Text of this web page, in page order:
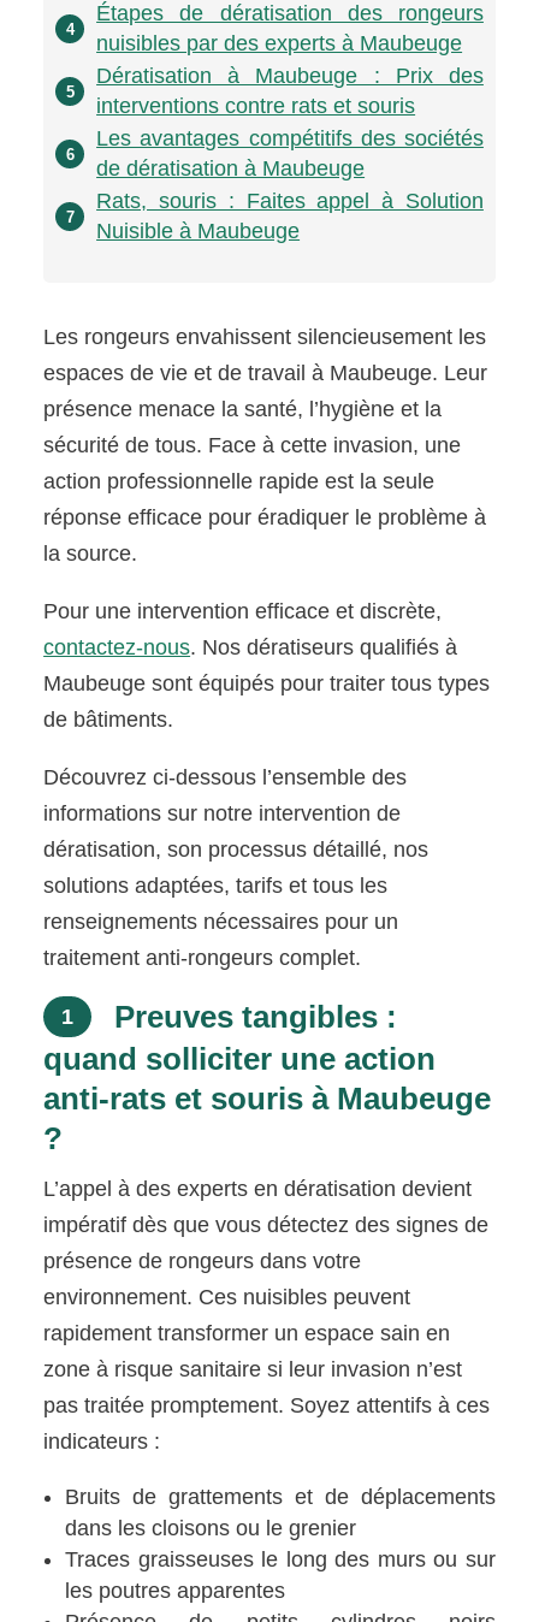
4
Étapes de dératisation des rongeurs
nuisibles par des experts à Maubeuge
5
Dératisation à Maubeuge : Prix des
interventions contre rats et souris
6
Les avantages compétitifs des sociétés
de dératisation à Maubeuge
7
Rats, souris : Faites appel à Solution
Nuisible à Maubeuge
Les rongeurs envahissent silencieusement les
espaces de vie et de travail à Maubeuge. Leur
présence menace la santé, l’hygiène et la
sécurité de tous. Face à cette invasion, une
action professionnelle rapide est la seule
réponse efficace pour éradiquer le problème à
la source.
Pour une intervention efficace et discrète,
contactez-nous. Nos dératiseurs qualifiés à
Maubeuge sont équipés pour traiter tous types
de bâtiments.
Découvrez ci-dessous l’ensemble des
informations sur notre intervention de
dératisation, son processus détaillé, nos
solutions adaptées, tarifs et tous les
renseignements nécessaires pour un
traitement anti-rongeurs complet.
1
Preuves tangibles :
quand solliciter une action
anti-rats et souris à Maubeuge
?
L’appel à des experts en dératisation devient
impératif dès que vous détectez des signes de
présence de rongeurs dans votre
environnement. Ces nuisibles peuvent
rapidement transformer un espace sain en
zone à risque sanitaire si leur invasion n’est
pas traitée promptement. Soyez attentifs à ces
indicateurs :
Bruits de grattements et de déplacements
dans les cloisons ou le grenier
Traces graisseuses le long des murs ou sur
les poutres apparentes